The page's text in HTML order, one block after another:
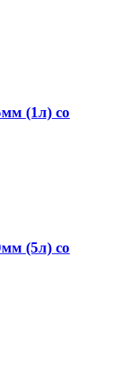
(1л) со
(5л) со